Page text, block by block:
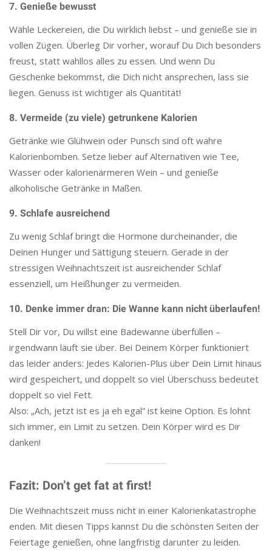
7. Genieße bewusst
Wähle Leckereien, die Du wirklich liebst – und genieße sie in
vollen Zügen. Überleg Dir vorher, worauf Du Dich besonders
freust, statt wahllos alles zu essen. Und wenn Du
Geschenke bekommst, die Dich nicht ansprechen, lass sie
liegen. Genuss ist wichtiger als Quantität!
8. Vermeide (zu viele) getrunkene Kalorien
Getränke wie Glühwein oder Punsch sind oft wahre
Kalorienbomben. Setze lieber auf Alternativen wie Tee,
Wasser oder kalorienärmeren Wein – und genieße
alkoholische Getränke in Maßen.
9. Schlafe ausreichend
Zu wenig Schlaf bringt die Hormone durcheinander, die
Deinen Hunger und Sättigung steuern. Gerade in der
stressigen Weihnachtszeit ist ausreichender Schlaf
essenziell, um Heißhunger zu vermeiden.
10. Denke immer dran: Die Wanne kann nicht überlaufen!
Stell Dir vor, Du willst eine Badewanne überfüllen –
irgendwann läuft sie über. Bei Deinem Körper funktioniert
das leider anders: Jedes Kalorien-Plus über Dein Limit hinaus
wird gespeichert, und doppelt so viel Überschuss bedeutet
doppelt so viel Fett.
Also: „Ach, jetzt ist es ja eh egal“ ist keine Option. Es lohnt
sich immer, ein Limit zu setzen. Dein Körper wird es Dir
danken!
Fazit: Don’t get fat at first!
Die Weihnachtszeit muss nicht in einer Kalorienkatastrophe
enden. Mit diesen Tipps kannst Du die schönsten Seiten der
Feiertage genießen, ohne langfristig darunter zu leiden.